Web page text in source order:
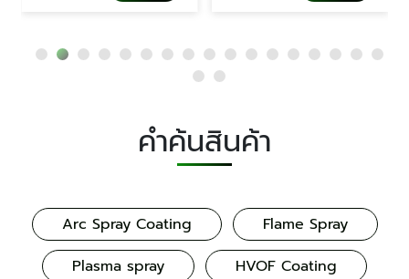
คำค้นสินค้า
Arc Spray Coating
Flame Spray
Plasma spray
HVOF Coating